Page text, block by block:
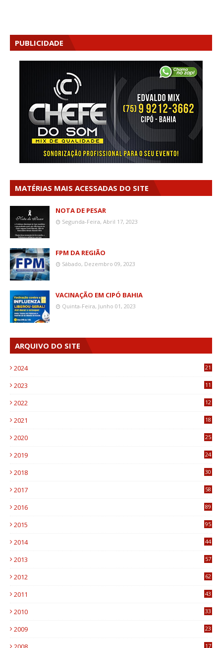
PUBLICIDADE
MATÉRIAS MAIS ACESSADAS DO SITE
NOTA DE PESAR
Segunda-Feira, Abril 17, 2023
FPM DA REGIÃO
Sábado, Dezembro 09, 2023
VACINAÇÃO EM CIPÓ BAHIA
Quinta-Feira, Junho 01, 2023
ARQUIVO DO SITE
2024 21
2023
11
2022
12
2021
18
2020
25
2019
24
2018
30
2017
58
2016
89
2015
95
2014
44
2013
57
2012
62
2011
43
2010
33
2009
23
17